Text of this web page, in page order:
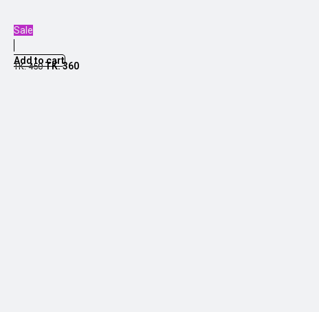
Sale
Add to cart
TK.450 TK.360